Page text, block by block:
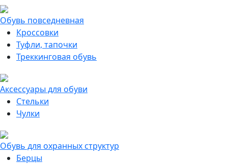
Обувь повседневная
Кроссовки
Туфли, тапочки
Треккинговая обувь
Аксессуары для обуви
Стельки
Чулки
Обувь для охранных структур
Берцы